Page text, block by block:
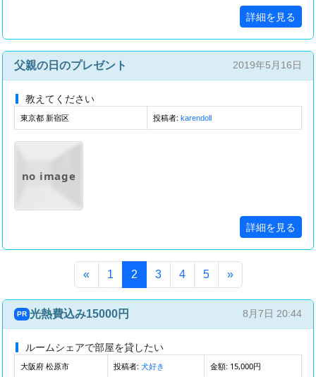
詳細を見る
父親の日のプレゼント 2019年5月16日
教えてください
東京都 新宿区 投稿者: karendoll
no image
詳細を見る
« 1 2(このページ)
3 4 5 »
PR 光熱費込み15000円 8月7日 20:44
ルームシェアで部屋を貸したい
大阪府 松原市 投稿者: 犬好き 金額: 15,000円